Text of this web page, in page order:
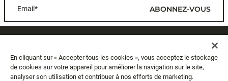
Email* ABONNEZ-VOUS
A PROPOS
En cliquant sur « Accepter tous les cookies », vous acceptez le stockage
de cookies sur votre appareil pour améliorer la navigation sur le site,
analyser son utilisation et contribuer à nos efforts de marketing.